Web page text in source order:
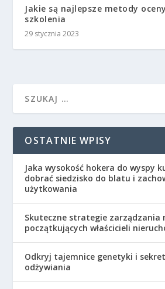
Jakie są najlepsze metody
szkolenia
29 stycznia 2023
OSTATNIE WPISY
Jaka wysokość hokera do wyspy
dobrać siedzisko do blatu i
użytkowania
Skuteczne strategie zarządzania
początkujących właścicieli
Odkryj tajemnice genetyki i
odżywiania